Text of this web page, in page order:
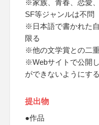
※家族、青春、恋愛
SF等ジャンルは不問
※日本語で書かれた
限る
※他の文学賞との二
※Webサイトで公開
ができないようにす
提出物
●作品